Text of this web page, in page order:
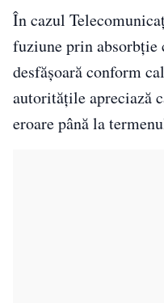
În cazul
fuziune prin absorbție
desfășoară conform
autoritățile apreciază
eroare până la